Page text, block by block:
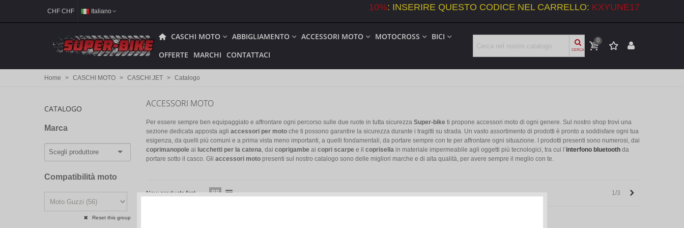
CHF CHF Italiano 10%: INSERIRE QUESTO CODICE NEL CARRELLO: KXYUNE17
CASCHI MOTO ABBIGLIAMENTO ACCESSORI MOTO MOTOCROSS
BICI
OFFERTE
MARCHI CONTATTACI
CERCA
0
Home > CASCHI MOTO > CASCHI JET > Catalogo
CATALOGO
Marca
Compatibilità moto
Reset this group
ACCESSORI MOTO
Per essere sempre ben equipaggiato e affrontare ogni percorso sulle due ruote in tutta sicurezza Super-bike ti propone accessori moto di ogni genere. Sul nostro shop trovi una
sezione dedicata apposta agli accessori per moto che ti possono garantire la sicurezza durante i tragitti su strada. Un vasto assortimento di prodotti è pronto a soddisfare ogni tua
esigenza, da quelli più comuni e a prima vista meno importanti, a quelli fondamentali, da portare sempre con te per affrontare ogni situazione. I prodotti presenti sono numerosi, dai
coprimanopole ai lucchetti per la catena, dai coprigambe ai copri scarpe e il coprisella in materiale impermeabile agli oggetti più tecnologici, tra cui l’interfono bluetooth da
portare sotto il casco. Gli accessori moto presenti sul nostro catalogo sono delle migliori marche e di alta qualità, per avere sempre il meglio con te.
New products first 1/3